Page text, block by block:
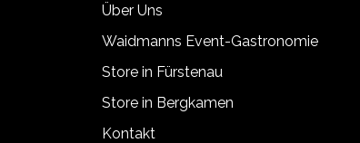
Über Uns
Waidmanns Event-Gastronomie
Store in Fürstenau
Store in Bergkamen
Kontakt